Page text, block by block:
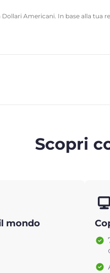
Americani. In base alla tua
Scopri
mondo